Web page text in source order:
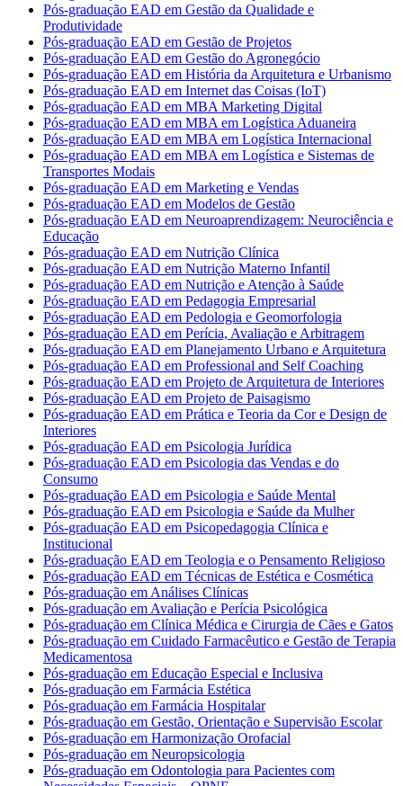
Pós-graduação EAD em Gestão da Qualidade e
Produtividade
Pós-graduação EAD em Gestão de Projetos
Pós-graduação EAD em Gestão do Agronegócio
Pós-graduação EAD em História da Arquitetura e Urbanismo
Pós-graduação EAD em Internet das Coisas (IoT)
Pós-graduação EAD em MBA Marketing Digital
Pós-graduação EAD em MBA em Logística Aduaneira
Pós-graduação EAD em MBA em Logística Internacional
Pós-graduação EAD em MBA em Logística e Sistemas de
Transportes Modais
Pós-graduação EAD em Marketing e Vendas
Pós-graduação EAD em Modelos de Gestão
Pós-graduação EAD em Neuroaprendizagem: Neurociência e
Educação
Pós-graduação EAD em Nutrição Clínica
Pós-graduação EAD em Nutrição Materno Infantil
Pós-graduação EAD em Nutrição e Atenção à Saúde
Pós-graduação EAD em Pedagogia Empresarial
Pós-graduação EAD em Pedologia e Geomorfologia
Pós-graduação EAD em Perícia, Avaliação e Arbitragem
Pós-graduação EAD em Planejamento Urbano e Arquitetura
Pós-graduação EAD em Professional and Self Coaching
Pós-graduação EAD em Projeto de Arquitetura de Interiores
Pós-graduação EAD em Projeto de Paisagismo
Pós-graduação EAD em Prática e Teoria da Cor e Design de
Interiores
Pós-graduação EAD em Psicologia Jurídica
Pós-graduação EAD em Psicologia das Vendas e do
Consumo
Pós-graduação EAD em Psicologia e Saúde Mental
Pós-graduação EAD em Psicologia e Saúde da Mulher
Pós-graduação EAD em Psicopedagogia Clínica e
Institucional
Pós-graduação EAD em Teologia e o Pensamento Religioso
Pós-graduação EAD em Técnicas de Estética e Cosmética
Pós-graduação em Análises Clínicas
Pós-graduação em Avaliação e Perícia Psicológica
Pós-graduação em Clínica Médica e Cirurgia de Cães e Gatos
Pós-graduação em Cuidado Farmacêutico e Gestão de Terapia
Medicamentosa
Pós-graduação em Educação Especial e Inclusiva
Pós-graduação em Farmácia Estética
Pós-graduação em Farmácia Hospitalar
Pós-graduação em Gestão, Orientação e Supervisão Escolar
Pós-graduação em Harmonização Orofacial
Pós-graduação em Neuropsicologia
Pós-graduação em Odontologia para Pacientes com